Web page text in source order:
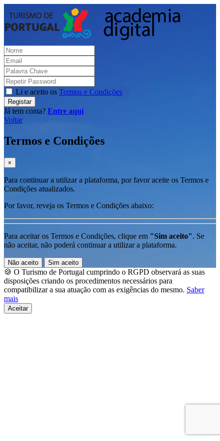
Li e aceito os Termos e Condições
Registar
Já tem conta? Entre aqui
Voltar
Termos e Condições
×
Para continuar a utilizar a plataforma, por favor aceite os Termos e
Condições atualizados.
Por favor, reveja os Termos e Condições abaixo:
Para aceitar os Termos e Condições, clique em "Sim aceito". Se
não aceitar, não poderá continuar a utilizar a plataforma.
Não aceito Sim aceito
🍪 O Turismo de Portugal cumprindo o RGPD observará as suas
disposições criando os procedimentos necessários para
compatibilizar a sua atuação com as exigências do mesmo. Saber
mais
Aceitar